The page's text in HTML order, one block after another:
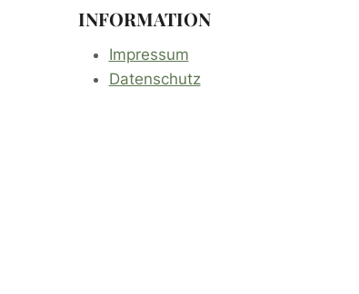
INFORMATION
Impressum
Datenschutz